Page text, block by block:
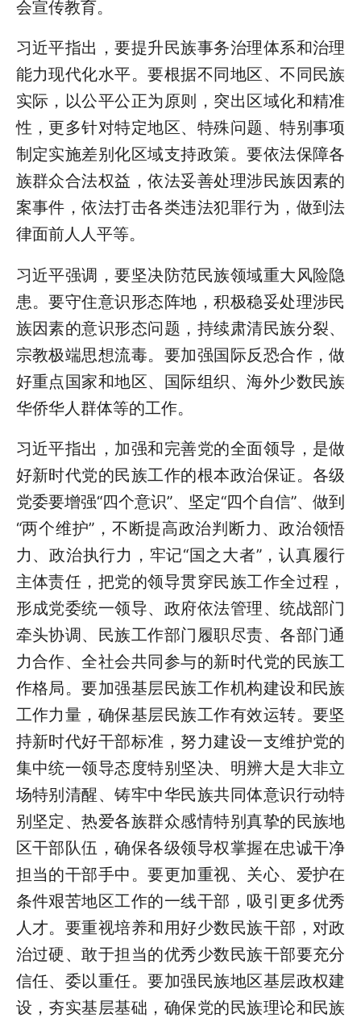
会宣传教育。
习近平指出，要提升民族事务治理体系和治理
能力现代化水平。要根据不同地区、不同民族
实际，以公平公正为原则，突出区域化和精准
性，更多针对特定地区、特殊问题、特别事项
制定实施差别化区域支持政策。要依法保障各
族群众合法权益，依法妥善处理涉民族因素的
案事件，依法打击各类违法犯罪行为，做到法
律面前人人平等。
习近平强调，要坚决防范民族领域重大风险隐
患。要守住意识形态阵地，积极稳妥处理涉民
族因素的意识形态问题，持续肃清民族分裂、
宗教极端思想流毒。要加强国际反恐合作，做
好重点国家和地区、国际组织、海外少数民族
华侨华人群体等的工作。
习近平指出，加强和完善党的全面领导，是做
好新时代党的民族工作的根本政治保证。各级
党委要增强“四个意识”、坚定“四个自信”、做到
“两个维护”，不断提高政治判断力、政治领悟
力、政治执行力，牢记“国之大者”，认真履行
主体责任，把党的领导贯穿民族工作全过程，
形成党委统一领导、政府依法管理、统战部门
牵头协调、民族工作部门履职尽责、各部门通
力合作、全社会共同参与的新时代党的民族工
作格局。要加强基层民族工作机构建设和民族
工作力量，确保基层民族工作有效运转。要坚
持新时代好干部标准，努力建设一支维护党的
集中统一领导态度特别坚决、明辨大是大非立
场特别清醒、铸牢中华民族共同体意识行动特
别坚定、热爱各族群众感情特别真挚的民族地
区干部队伍，确保各级领导权掌握在忠诚干净
担当的干部手中。要更加重视、关心、爱护在
条件艰苦地区工作的一线干部，吸引更多优秀
人才。要重视培养和用好少数民族干部，对政
治过硬、敢于担当的优秀少数民族干部要充分
信任、委以重任。要加强民族地区基层政权建
设，夯实基层基础，确保党的民族理论和民族